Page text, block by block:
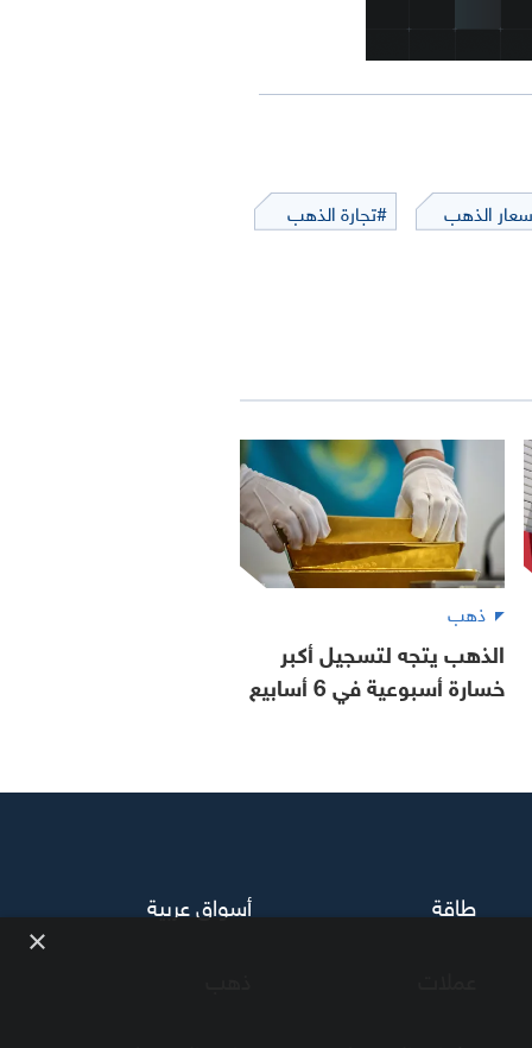
الذهب
#تجارة الذهب
ذهب
الذهب يتجه لتسجيل أكبر
خسارة أسبوعية في 6 أسابيع
طاقة
أسواق عربية
×